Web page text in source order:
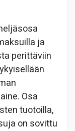
ja
perittäviin
Osa
tuotoilla,
on sovittu